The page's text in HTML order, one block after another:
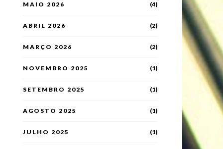
MAIO 2026 (4)
ABRIL 2026 (2)
MARÇO 2026 (2)
NOVEMBRO 2025 (1)
SETEMBRO 2025 (1)
AGOSTO 2025 (1)
JULHO 2025 (1)